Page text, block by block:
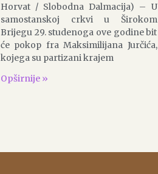
Horvat / Slobodna Dalmacija) – U
samostanskoj crkvi u Širokom
Brijegu 29. studenoga ove godine bit
će pokop fra Maksimilijana Jurčića,
kojega su partizani krajem
Opširnije »